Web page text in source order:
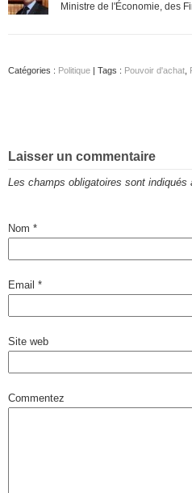
Ministre de l'Économie, des
Catégories : Politique | Tags : Pouvoir d'achat
Laisser un commentaire
Les champs obligatoires sont indiqués
Nom *
Email *
Site web
Commentez